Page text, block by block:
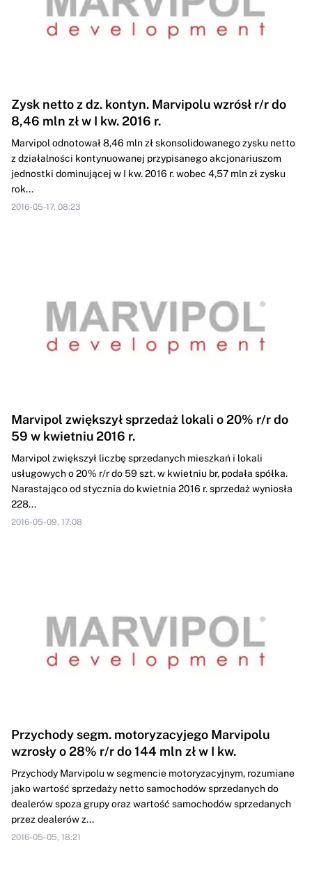
Zysk netto z dz. kontyn. Marvipolu wzrósł r/r do
8,46 mln zł w I kw. 2016 r.
Marvipol odnotował 8,46 mln zł skonsolidowanego zysku netto
z działalności kontynuowanej przypisanego akcjonariuszom
jednostki dominującej w I kw. 2016 r. wobec 4,57 mln zł zysku
rok...
2016-05-17, 08:23
Marvipol zwiększył sprzedaż lokali o 20% r/r do
59 w kwietniu 2016 r.
Marvipol zwiększył liczbę sprzedanych mieszkań i lokali
usługowych o 20% r/r do 59 szt. w kwietniu br, podała spółka.
Narastająco od stycznia do kwietnia 2016 r. sprzedaż wyniosła
228...
2016-05-09, 17:08
Przychody segm. motoryzacyjego Marvipolu
wzrosły o 28% r/r do 144 mln zł w I kw.
Przychody Marvipolu w segmencie motoryzacyjnym, rozumiane
jako wartość sprzedaży netto samochodów sprzedanych do
dealerów spoza grupy oraz wartość samochodów sprzedanych
przez dealerów z...
2016-05-05, 18:21